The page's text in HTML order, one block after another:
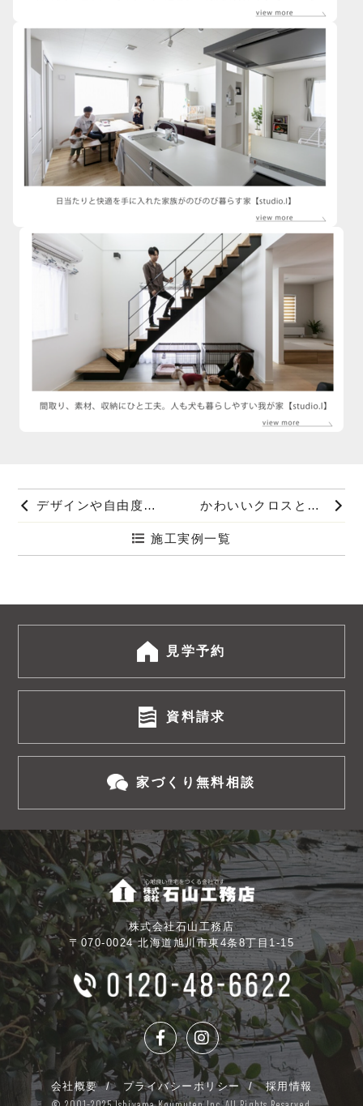
デザインや自由度の高さで実現。色味や素材感にこだわった家【studio.I】 かわいいクロスとニッチが素敵な北欧の家【COZY】
施工実例一覧
見学予約
資料請求
家づくり無料相談
株式会社石山工務店
〒070-0024 北海道旭川市東4条8丁目1-15
会社概要 プライバシーポリシー 採用情報